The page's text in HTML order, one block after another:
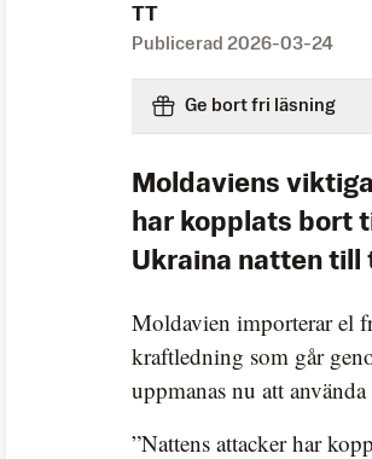
TT
Publicerad 2026-03-24
Ge bort fri läsning
Moldaviens
har kopplats bort
Ukraina natten till
Moldavien importerar el
kraftledning som går
uppmanas nu att
”Nattens attacker har